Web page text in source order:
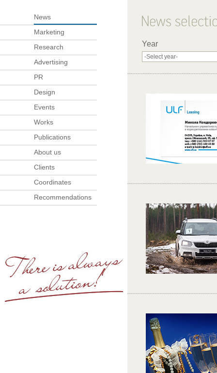
News
Marketing
Research
Advertising
PR
Design
Events
Works
Publications
About us
Clients
Coordinates
Recommendations
Year